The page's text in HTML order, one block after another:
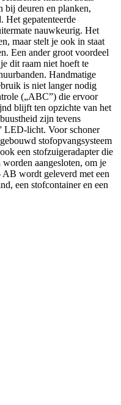
bij deuren en planken,
Het gepatenteerde
nauwkeurig. Het
maar stelt je ook in staat
Een ander groot voordeel
dit raam niet hoeft te
Handmatige
is niet langer nodig
(„ABC”) die ervoor
blijft ten opzichte van het
zijn tevens
LED-licht. Voor schoner
stofopvangsysteem
een stofzuigeradapter die
worden aangesloten, om je
wordt geleverd met een
een stofcontainer en een